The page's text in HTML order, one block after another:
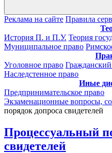
Реклама на сайте Правила
История П. и П.У. Теория
Муниципальное право
Уголовное право
Наследстенное право
Иные
Предпринимательское право
Экзаменационные вопросы,
порядок допроса свидетелей
Процессуальный
свидетелей